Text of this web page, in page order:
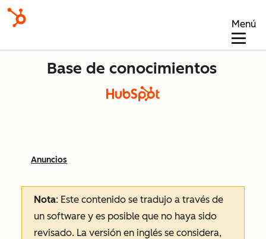
Menú
Base de conocimientos
Anuncios
Nota: Este contenido se tradujo a través de
un software y es posible que no haya sido
revisado. La versión en inglés se considera,